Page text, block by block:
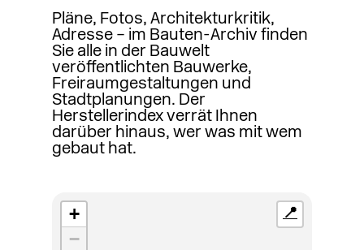
Pläne, Fotos, Architekturkritik,
Adresse – im Bauten-Archiv finden
Sie alle in der Bauwelt
veröffentlichten Bauwerke,
Freiraumgestaltungen und
Stadtplanungen. Der
Herstellerindex verrät Ihnen
darüber hinaus, wer was mit wem
gebaut hat.
+
−
📍